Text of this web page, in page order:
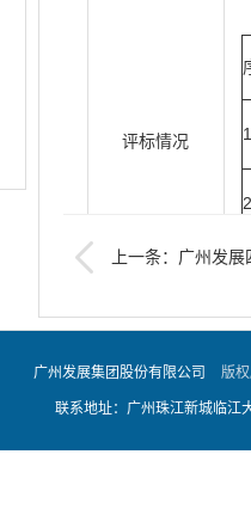
评标情况
上一条：广州发
广州发展集团股份有限公司 版
联系地址：广州珠江新城临江